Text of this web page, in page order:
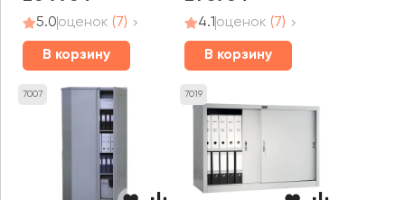
5.0оценок (7)
В корзину
4.1 оценок (7)
В корзину
7007 7019